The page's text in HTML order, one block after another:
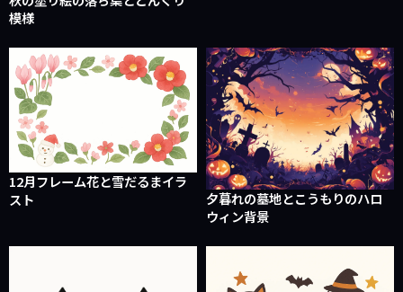
模様
12月フレーム花と雪だるまイラ
スト
夕暮れの墓地とこうもりのハロ
ウィン背景